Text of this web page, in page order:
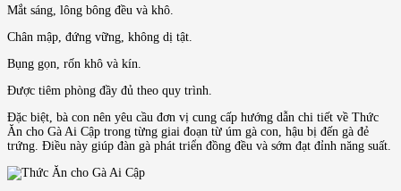
Mắt sáng, lông bông đều và khô.
Chân mập, đứng vững, không dị tật.
Bụng gọn, rốn khô và kín.
Được tiêm phòng đầy đủ theo quy trình.
Đặc biệt, bà con nên yêu cầu đơn vị cung cấp hướng dẫn chi tiết về Thức
Ăn cho Gà Ai Cập trong từng giai đoạn từ úm gà con, hậu bị đến gà đẻ
trứng. Điều này giúp đàn gà phát triển đồng đều và sớm đạt đỉnh năng suất.